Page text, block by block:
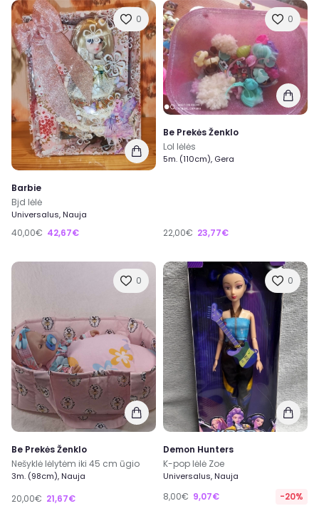
0
Barbie
Bjd lėlė
Universalus, Nauja
40,00€ 42,67€
0
Be Prekės Ženklo
Lol lėlės
5m. (110cm), Gera
22,00€ 23,77€
0
Be Prekės Ženklo
Nešyklė lėlytėm iki 45 cm ūgio
3m. (98cm), Nauja
20,00€ 21,67€
0
Demon Hunters
K-pop lėlė Zoe
Universalus, Nauja
8,00€ 9,07€ -20%